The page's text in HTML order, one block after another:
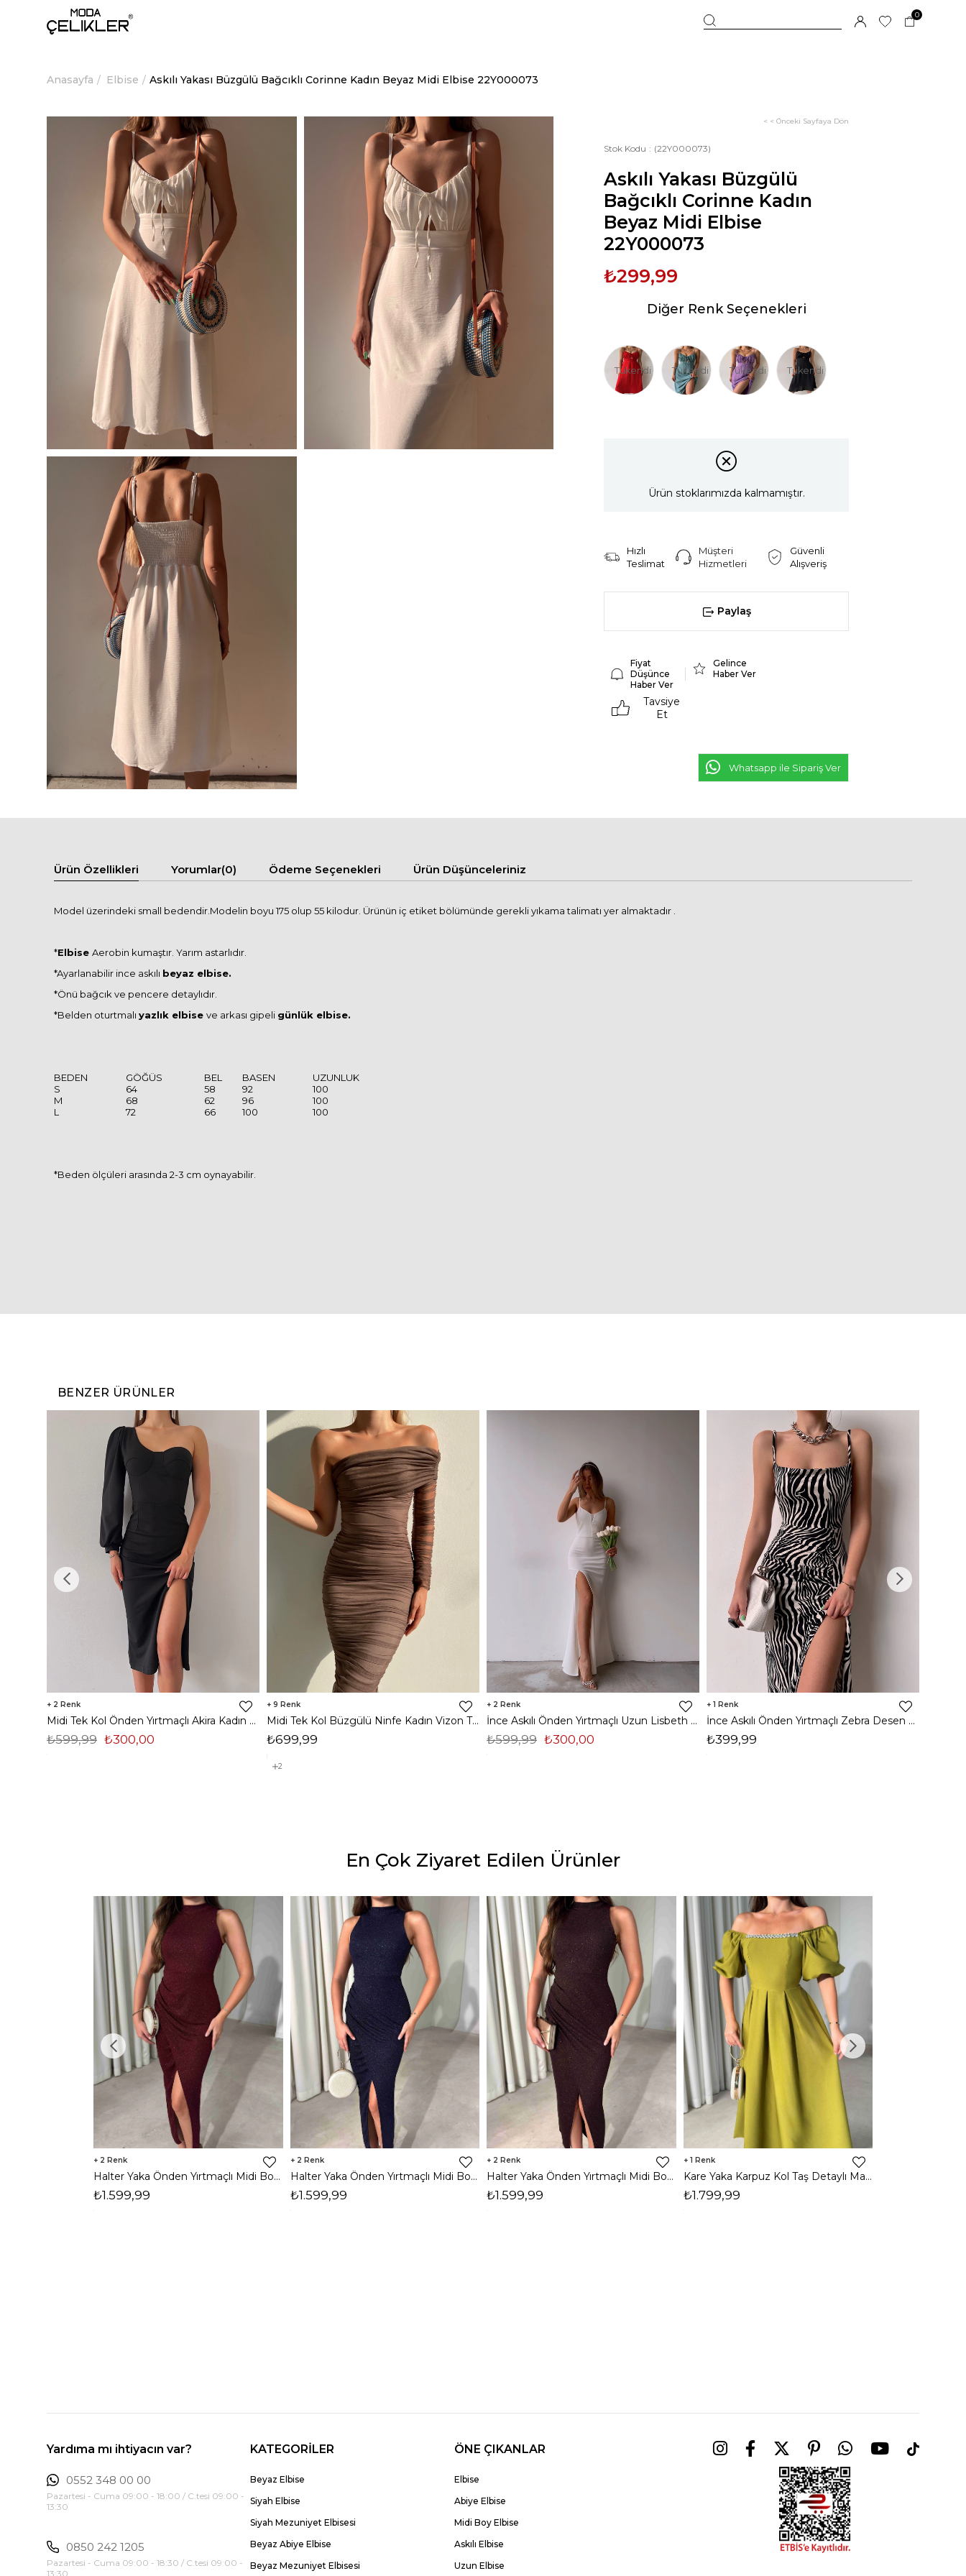
0
Anasayfa Elbise Askılı Yakası Büzgülü Bağcıklı Corinne Kadın Beyaz Midi Elbise 22Y000073
< < Önceki Sayfaya Dön
Stok Kodu (22Y000073)
Askılı Yakası Büzgülü
Bağcıklı Corinne Kadın
Beyaz Midi Elbise
22Y000073
₺299,99
Diğer Renk Seçenekleri
Tükendi Tükendi Tükendi Tükendi
Ürün stoklarımızda kalmamıştır.
Hızlı
Teslimat
Müşteri
Hizmetleri
Güvenli
Alışveriş
Paylaş
Fiyat
Düşünce
Haber Ver
Gelince
Haber Ver
Tavsiye
Et
Whatsapp ile Sipariş Ver
Ürün Özellikleri Yorumlar(0) Ödeme Seçenekleri Ürün Düşünceleriniz
Model üzerindeki small bedendir.Modelin boyu 175 olup 55 kilodur. Ürünün iç etiket bölümünde gerekli yıkama talimatı yer almaktadır .
*Elbise Aerobin kumaştır. Yarım astarlıdır.
*Ayarlanabilir ince askılı beyaz elbise.
*Önü bağcık ve pencere detaylıdır.
*Belden oturtmalı yazlık elbise ve arkası gipeli günlük elbise.
BEDEN GÖĞÜS BEL BASEN
UZUNLUK
S
64 58 92
100
M
68 62 96
100
L
72 66 100 100
*Beden ölçüleri arasında 2-3 cm oynayabilir.
BENZER ÜRÜNLER
2
Midi Tek Kol Önden Yırtmaçlı Akira Kadın Siyah Elbise 22K000228
₺300,00
₺599,99
9
Midi Tek Kol Büzgülü Ninfe Kadın Vizon Tül Elbise 22K000524
₺699,99
2
2
İnce Askılı Önden Yırtmaçlı Uzun Lisbeth Kadın Beyaz Elbise 22K000581
₺300,00
₺599,99
1
İnce Askılı Önden Yırtmaçlı Zebra Desen Citlali Kadın Renkli Elbise 22Y000068
₺399,99
En Çok Ziyaret Edilen Ürünler
2
Halter Yaka Önden Yırtmaçlı Midi Boy Bordo Hasre Kadın Elbise 26Y502
₺1.599,99
2
Halter Yaka Önden Yırtmaçlı Midi Boy Lacivert Hasre Kadın Elbise 26Y502
₺1.599,99
2
Halter Yaka Önden Yırtmaçlı Midi Boy Kahverengi Hasre Kadın Elbise 26Y502
₺1.599,99
1
Kare Yaka Karpuz Kol Taş Detaylı Maxi Yağ Yeşili Civo Kadın Elbise 206Y501
₺1.799,99
Yardıma mı ihtiyacın var?
0552 348 00 00
Pazartesi - Cuma 09:00 - 18:00 / C.tesi 09:00 -
13:30
0850 242 1205
Pazartesi - Cuma 09:00 - 18:30 / C.tesi 09:00 -
13:30
KATEGORİLER
Beyaz Elbise
Siyah Elbise
Siyah Mezuniyet Elbisesi
Beyaz Abiye Elbise
Beyaz Mezuniyet Elbisesi
ÖNE ÇIKANLAR
Elbise
Abiye Elbise
Midi Boy Elbise
Askılı Elbise
Uzun Elbise